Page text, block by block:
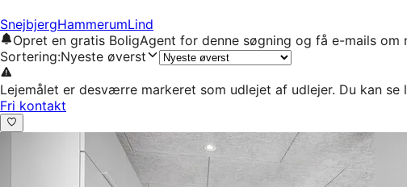
SnejbjergHammerumLind
Opret en gratis BoligAgent for denne søgning og få e-mails om
Sortering:Nyeste øverst
Lejemålet er desværre markeret som udlejet af udlejer. Du kan se
Fri kontakt